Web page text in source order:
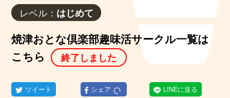
レベル： はじめて
焼津おとな倶楽部趣味活サークル一覧は
こちら
終了しました
ツイート シェア LINEに送る